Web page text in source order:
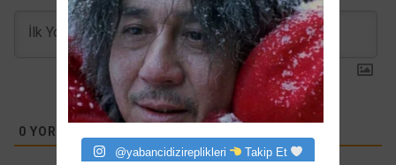
0 YORUMLAR
@yabancidizireplikleri Takip Et